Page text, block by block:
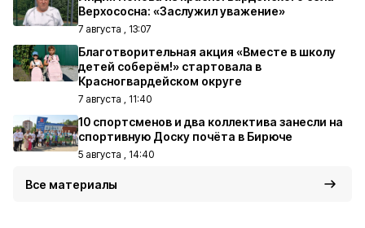
Верхососна: «Заслужил уважение»
7 августа , 13:07
Благотворительная акция «Вместе в школу
детей соберём!» стартовала в
Красногвардейском округе
7 августа , 11:40
10 спортсменов и два коллектива занесли на
спортивную Доску почёта в Бирюче
5 августа , 14:40
Все материалы